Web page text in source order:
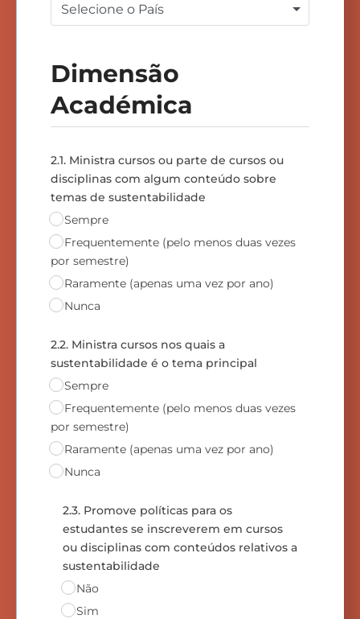
Selecione o País
Dimensão
Académica
2.1. Ministra cursos ou parte de cursos ou
disciplinas com algum conteúdo sobre
temas de sustentabilidade
Sempre
Frequentemente (pelo menos duas vezes
por semestre)
Raramente (apenas uma vez por ano)
Nunca
2.2. Ministra cursos nos quais a
sustentabilidade é o tema principal
Sempre
Frequentemente (pelo menos duas vezes
por semestre)
Raramente (apenas uma vez por ano)
Nunca
2.3. Promove políticas para os
estudantes se inscreverem em cursos
ou disciplinas com conteúdos relativos a
sustentabilidade
Não
Sim